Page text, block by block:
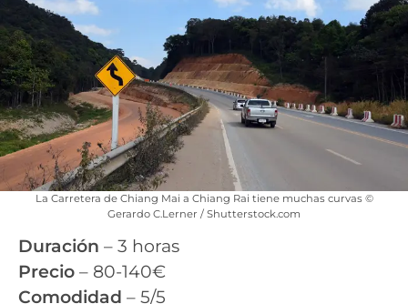
La Carretera de Chiang Mai a Chiang Rai tiene muchas curvas ©
Gerardo C.Lerner / Shutterstock.com
Duración – 3 horas
Precio – 80-140€
Comodidad – 5/5